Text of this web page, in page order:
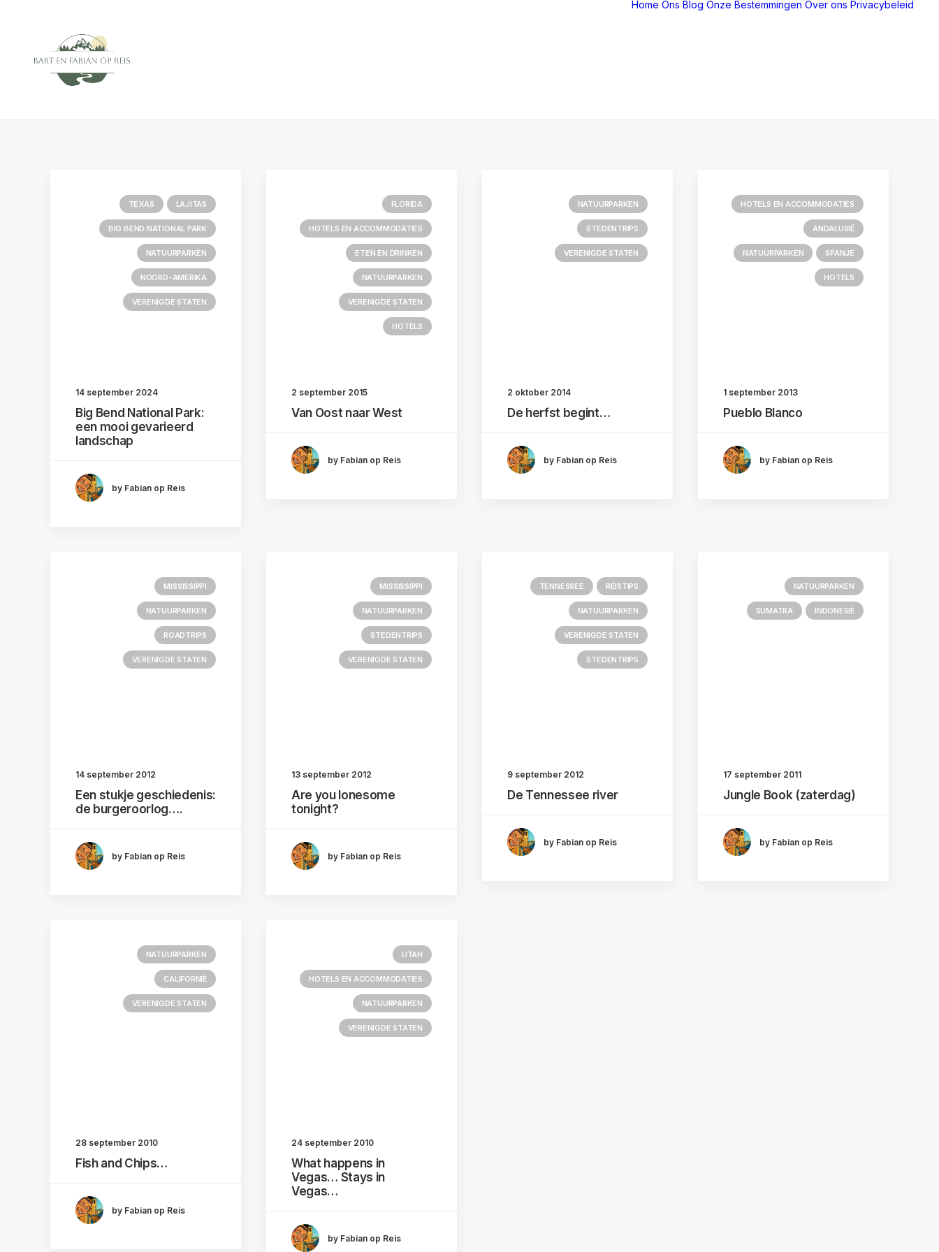
Home Ons Blog Onze Bestemmingen Over ons Privacybeleid
TEXAS LAJITAS
BIG BEND NATIONAL PARK
NATUURPARKEN
NOORD-AMERIKA
VERENIGDE STATEN
14 september 2024
Big Bend National Park:
een mooi gevarieerd
landschap
by Fabian op Reis
FLORIDA
HOTELS EN ACCOMMODATIES
ETEN EN DRINKEN
NATUURPARKEN
VERENIGDE STATEN
HOTELS
2 september 2015
Van Oost naar West
by Fabian op Reis
NATUURPARKEN
STEDENTRIPS
VERENIGDE STATEN
2 oktober 2014
De herfst begint…
by Fabian op Reis
HOTELS EN ACCOMMODATIES
ANDALUSIË
NATUURPARKEN SPANJE
HOTELS
1 september 2013
Pueblo Blanco
by Fabian op Reis
MISSISSIPPI
NATUURPARKEN
ROADTRIPS
VERENIGDE STATEN
14 september 2012
Een stukje geschiedenis:
de burgeroorlog….
by Fabian op Reis
MISSISSIPPI
NATUURPARKEN
STEDENTRIPS
VERENIGDE STATEN
13 september 2012
Are you lonesome
tonight?
by Fabian op Reis
TENNESSEE REISTIPS
NATUURPARKEN
VERENIGDE STATEN
STEDENTRIPS
9 september 2012
De Tennessee river
by Fabian op Reis
NATUURPARKEN
SUMATRA INDONESIË
17 september 2011
Jungle Book (zaterdag)
by Fabian op Reis
NATUURPARKEN
CALIFORNIË
VERENIGDE STATEN
28 september 2010
Fish and Chips…
by Fabian op Reis
UTAH
HOTELS EN ACCOMMODATIES
NATUURPARKEN
VERENIGDE STATEN
24 september 2010
What happens in
Vegas… Stays in
Vegas…
by Fabian op Reis